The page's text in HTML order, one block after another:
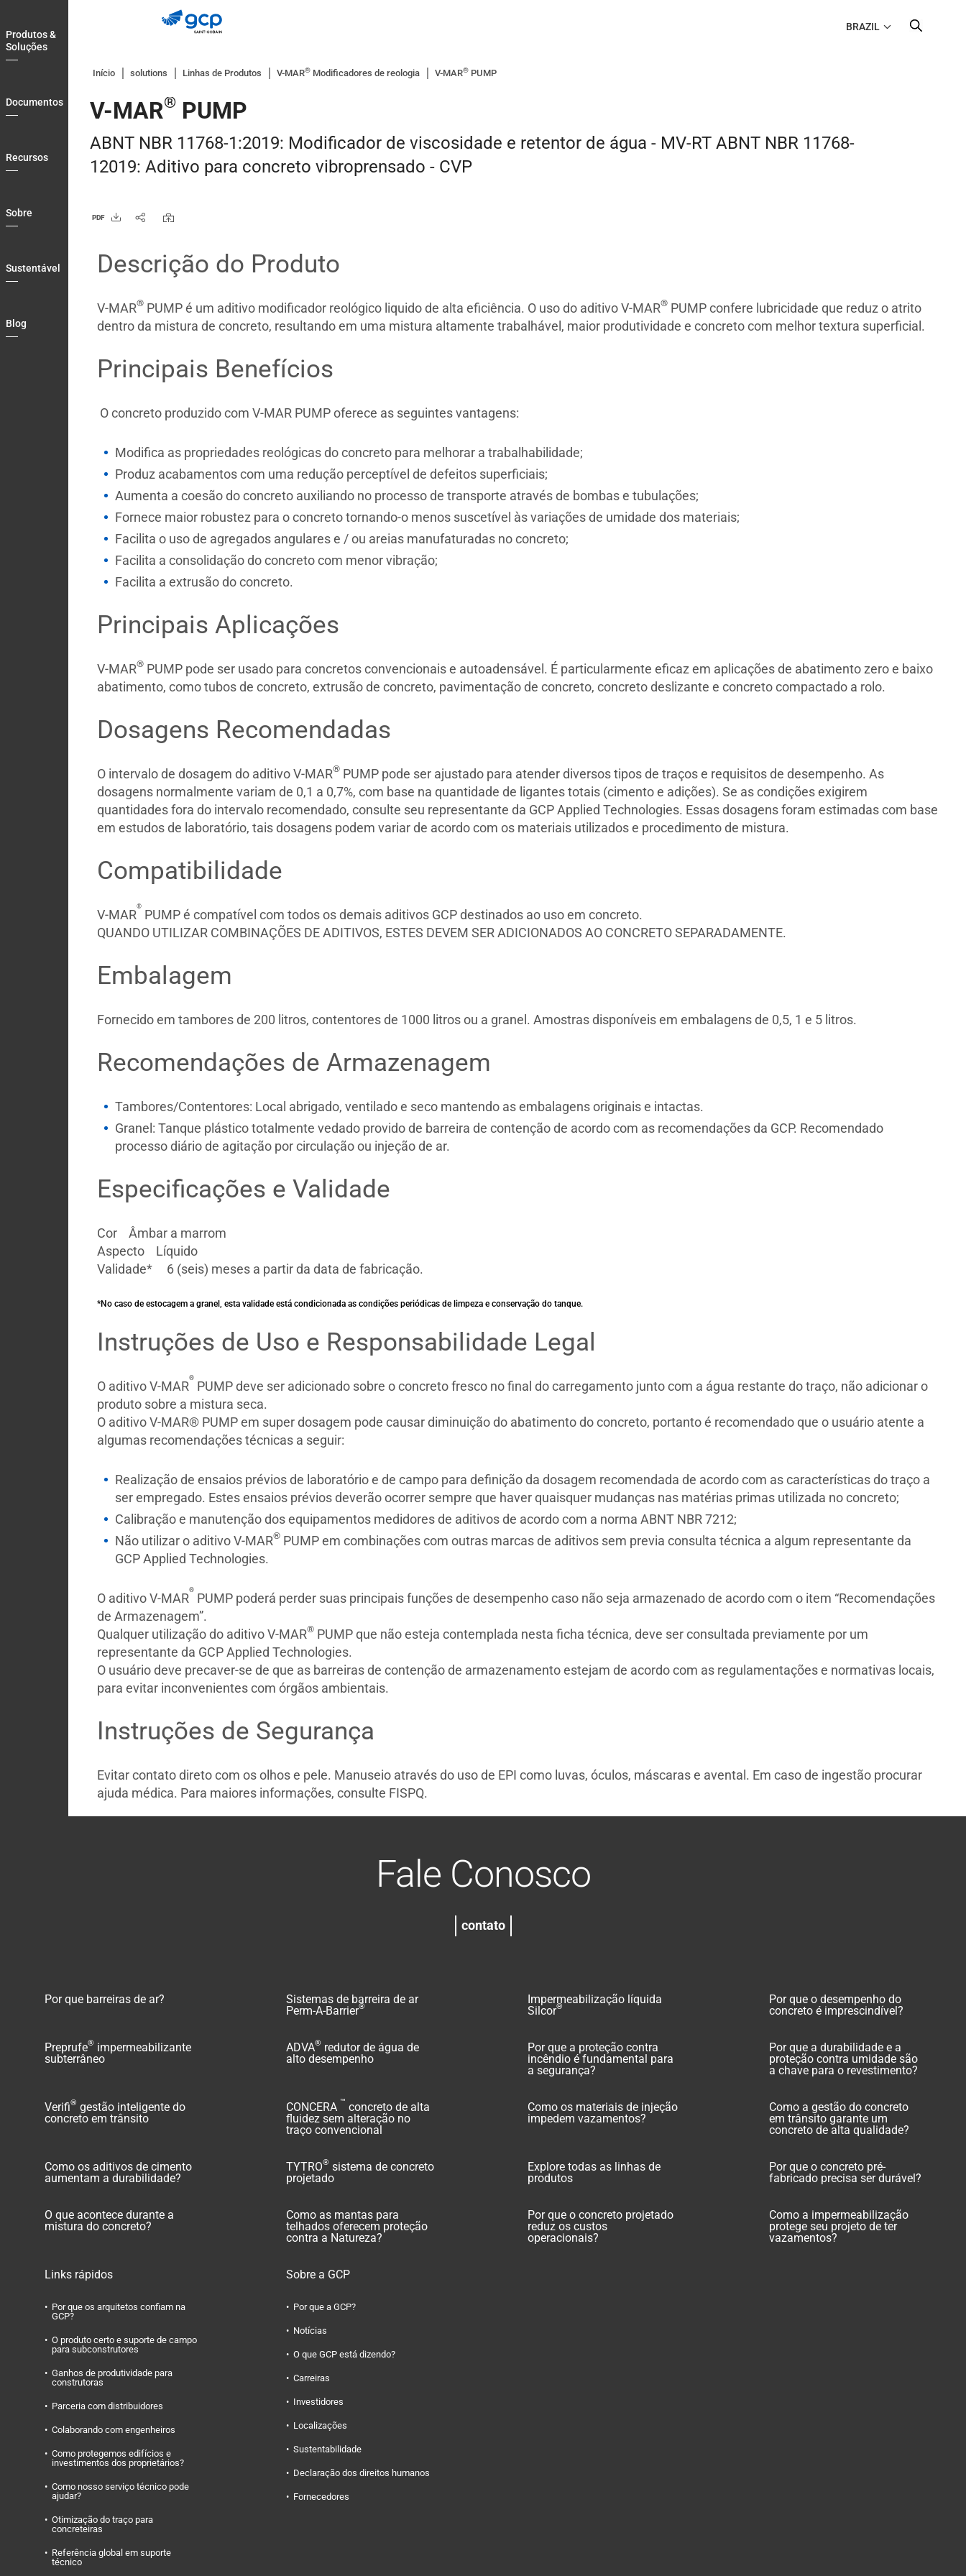
to
main
navigation
Produtos &
Soluções
Documentos
Recursos
Sobre
Sustentável
Blog
BRAZIL
Início solutions Linhas de Produtos V-MAR® Modificadores de reologia V-MAR® PUMP
V-MAR® PUMP
ABNT NBR 11768-1:2019: Modificador de viscosidade e retentor de água - MV-RT ABNT NBR 11768-
12019: Aditivo para concreto vibroprensado - CVP
PDF
Descrição do Produto
V-MAR®PUMP é um aditivo modificador reológico liquido de alta eficiência. O uso do aditivo V-MAR®PUMP confere lubricidade que reduz o atrito
dentro da mistura de concreto, resultando em uma mistura altamente trabalhável, maior produtividade e concreto com melhor textura superficial.
Principais Benefícios
O concreto produzido com V-MAR PUMP oferece as seguintes vantagens:
Modifica as propriedades reológicas do concreto para melhorar a trabalhabilidade;
Produz acabamentos com uma redução perceptível de defeitos superficiais;
Aumenta a coesão do concreto auxiliando no processo de transporte através de bombas e tubulações;
Fornece maior robustez para o concreto tornando-o menos suscetível às variações de umidade dos materiais;
Facilita o uso de agregados angulares e / ou areias manufaturadas no concreto;
Facilita a consolidação do concreto com menor vibração;
Facilita a extrusão do concreto.
Principais Aplicações
V-MAR®PUMP pode ser usado para concretos convencionais e autoadensável. É particularmente eficaz em aplicações de abatimento zero e baixo
abatimento, como tubos de concreto, extrusão de concreto, pavimentação de concreto, concreto deslizante e concreto compactado a rolo.
Dosagens Recomendadas
O intervalo de dosagem do aditivo V-MAR®PUMP pode ser ajustado para atender diversos tipos de traços e requisitos de desempenho. As
dosagens normalmente variam de 0,1 a 0,7%, com base na quantidade de ligantes totais (cimento e adições). Se as condições exigirem
quantidades fora do intervalo recomendado, consulte seu representante da GCP Applied Technologies. Essas dosagens foram estimadas com base
em estudos de laboratório, tais dosagens podem variar de acordo com os materiais utilizados e procedimento de mistura.
Compatibilidade
V-MAR
®
PUMP é compatível com todos os demais aditivos GCP destinados ao uso em concreto.
QUANDO UTILIZAR COMBINAÇÕES DE ADITIVOS, ESTES DEVEM SER ADICIONADOS AO CONCRETO SEPARADAMENTE.
Embalagem
Fornecido em tambores de 200 litros, contentores de 1000 litros ou a granel. Amostras disponíveis em embalagens de 0,5, 1 e 5 litros.
Recomendações de Armazenagem
Tambores/Contentores: Local abrigado, ventilado e seco mantendo as embalagens originais e intactas.
Granel: Tanque plástico totalmente vedado provido de barreira de contenção de acordo com as recomendações da GCP. Recomendado
processo diário de agitação por circulação ou injeção de ar.
Especificações e Validade
Cor Âmbar a marrom
Aspecto Líquido
Validade* 6 (seis) meses a partir da data de fabricação.
*No caso de estocagem a granel, esta validade está condicionada as condições periódicas de limpeza e conservação do tanque.
Instruções de Uso e Responsabilidade Legal
O aditivo V-MAR
®
PUMP deve ser adicionado sobre o concreto fresco no final do carregamento junto com a água restante do traço, não adicionar o
produto sobre a mistura seca.
O aditivo V-MAR® PUMP em super dosagem pode causar diminuição do abatimento do concreto, portanto é recomendado que o usuário atente a
algumas recomendações técnicas a seguir:
Realização de ensaios prévios de laboratório e de campo para definição da dosagem recomendada de acordo com as características do traço a
ser empregado. Estes ensaios prévios deverão ocorrer sempre que haver quaisquer mudanças nas matérias primas utilizada no concreto;
Calibração e manutenção dos equipamentos medidores de aditivos de acordo com a norma ABNT NBR 7212;
Não utilizar o aditivo V-MAR®PUMP em combinações com outras marcas de aditivos sem previa consulta técnica a algum representante da
GCP Applied Technologies.
O aditivo V-MAR
®
PUMP poderá perder suas principais funções de desempenho caso não seja armazenado de acordo com o item “Recomendações
de Armazenagem”.
Qualquer utilização do aditivo V-MAR®PUMP que não esteja contemplada nesta ficha técnica, deve ser consultada previamente por um
representante da GCP Applied Technologies.
O usuário deve precaver-se de que as barreiras de contenção de armazenamento estejam de acordo com as regulamentações e normativas locais,
para evitar inconvenientes com órgãos ambientais.
Instruções de Segurança
Evitar contato direto com os olhos e pele. Manuseio através do uso de EPI como luvas, óculos, máscaras e avental. Em caso de ingestão procurar
ajuda médica. Para maiores informações, consulte FISPQ.
Fale Conosco
contato
Por que barreiras de ar?
Sistemas de barreira de ar
Perm-A-Barrier®
Impermeabilização líquida
Silcor®
Por que o desempenho do
concreto é imprescindível?
Preprufe® impermeabilizante
subterrâneo
ADVA® redutor de água de
alto desempenho
Por que a proteção contra
incêndio é fundamental para
a segurança?
Por que a durabilidade e a
proteção contra umidade são
a chave para o revestimento?
Verifi® gestão inteligente do
concreto em trânsito
CONCERA ™ concreto de alta
fluidez sem alteração no
traço convencional
Como os materiais de injeção
impedem vazamentos?
Como a gestão do concreto
em trânsito garante um
concreto de alta qualidade?
Como os aditivos de cimento
aumentam a durabilidade?
TYTRO® sistema de concreto
projetado
Explore todas as linhas de
produtos
Por que o concreto pré-
fabricado precisa ser durável?
O que acontece durante a
mistura do concreto?
Como as mantas para
telhados oferecem proteção
contra a Natureza?
Por que o concreto projetado
reduz os custos
operacionais?
Como a impermeabilização
protege seu projeto de ter
vazamentos?
Links rápidos
Por que os arquitetos confiam na
GCP?
O produto certo e suporte de campo
para subconstrutores
Ganhos de produtividade para
construtoras
Parceria com distribuidores
Colaborando com engenheiros
Como protegemos edifícios e
investimentos dos proprietários?
Como nosso serviço técnico pode
ajudar?
Otimização do traço para
concreteiras
Referência global em suporte
técnico
Sobre a GCP
Por que a GCP?
Notícias
O que GCP está dizendo?
Carreiras
Investidores
Localizações
Sustentabilidade
Declaração dos direitos humanos
Fornecedores